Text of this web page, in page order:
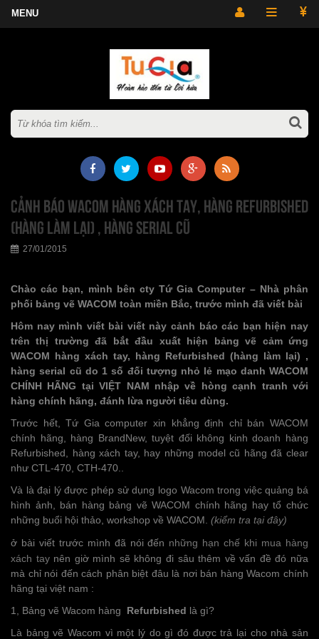
Cảnh báo WACOM hàng xách tay, hàng Refurbished
(hàng làm lại) , hàng serial cũ
27/01/2015
Chào các bạn, mình bên cty Tứ Gia Computer – Nhà phân
phối bảng vẽ WACOM toàn miền Bắc, trước mình đã viết bài
Hôm nay mình viết bài viết này cảnh báo các bạn hiện nay
trên thị trường đã bắt đầu xuất hiện bảng vẽ cảm ứng
WACOM hàng xách tay, hàng Refurbished (hàng làm lại) ,
hàng serial cũ do 1 số đối tượng nhỏ lẻ mạo danh WACOM
CHÍNH HÃNG tại VIỆT NAM nhập về hòng cạnh tranh với
hàng chính hãng, đánh lừa người tiêu dùng.
Trước hết, Tứ Gia computer xin khẳng định chỉ bán WACOM
chính hãng, hàng BrandNew, tuyệt đối không kinh doanh hàng
Refurbished, hàng xách tay, hay những model cũ hãng đã clear
như CTL-470, CTH-470..
Và là đại lý được phép sử dụng logo Wacom trong việc quảng bá
hình ảnh, bán hàng bảng vẽ WACOM chính hãng hay tổ chức
những buổi hội thảo, workshop về WACOM. (kiểm tra tại đây)
ở bài viết trước mình đã nói đến những hạn chế khi mua hàng
xách taynên giờ mình sẽ không đi sâu thêm về vấn đề đó nữa
mà chỉ nói đến cách phân biệt đâu là nơi bán hàng Wacom chính
hãng tại việt nam :
1, Bảng vẽ Wacom hàng Refurbished là gì?
Là bảng vẽ Wacom vì một lý do gì đó được trả lại cho nhà sản